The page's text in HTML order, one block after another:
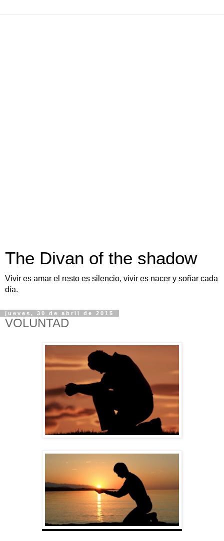
The Divan of the shadow
Vivir es amar el resto es silencio, vivir es nacer y soñar cada
día.
jueves, 30 de abril de 2015
VOLUNTAD